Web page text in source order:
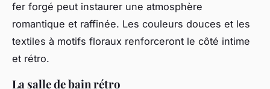
fer forgé peut instaurer une atmosphère
romantique et raffinée. Les couleurs douces et les
textiles à motifs floraux renforceront le côté intime
et rétro.
La salle de bain rétro